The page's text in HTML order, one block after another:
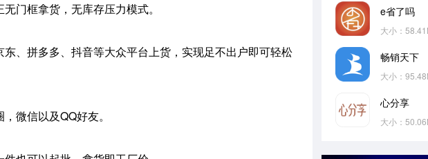
框拿货，无库存压力模式。
拼多多、抖音等大众平台上货，实现足不出户即可轻松
信以及QQ好友。
e省了吗
大小：
畅销天下
大小：
心分享
大小：